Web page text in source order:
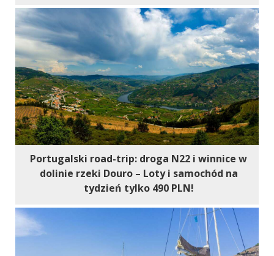
Portugalski road-trip: droga N22 i winnice w
dolinie rzeki Douro – Loty i samochód na
tydzień tylko 490 PLN!